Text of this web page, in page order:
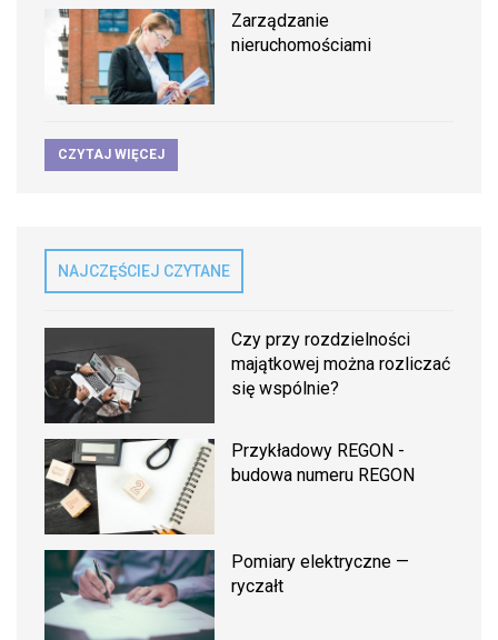
Zarządzanie
nieruchomościami
CZYTAJ WIĘCEJ
NAJCZĘŚCIEJ CZYTANE
Czy przy rozdzielności
majątkowej można rozliczać
się wspólnie?
Przykładowy REGON -
budowa numeru REGON
Pomiary elektryczne —
ryczałt